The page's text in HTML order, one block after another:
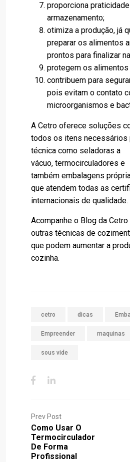
proporciona
armazenamento;
otimiza a produção, já
preparar os alimentos
prontos para finalizar
protegem os alimentos
contribuem para
pois evitam o contato
microorganismos e
A Cetro oferece soluções
todos os itens necessários
técnica como seladoras a
vácuo, termocirculadores e
também embalagens
que atendem todas as
internacionais de qualidade.
Acompanhe o Blog da
outras técnicas de
que podem aumentar a
cozinha.
cetro dicas
Empreender maquinas
sous vide
Prev Post
Como Usar O
Termocirculador
De Forma
Profissional